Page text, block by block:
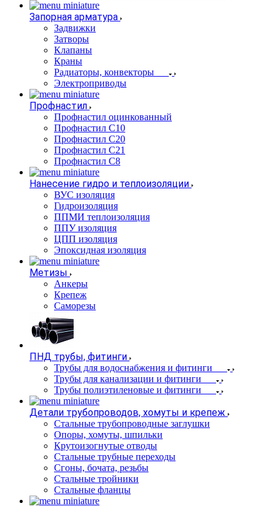
Запорная арматура
Задвижки
Затворы
Клапаны
Краны
Радиаторы, конвекторы
Электроприводы
Профнастил
Профнастил оцинкованный
Профнастил С10
Профнастил С20
Профнастил С21
Профнастил С8
Нанесение гидро и теплоизоляции
ВУС изоляция
Гидроизоляция
ППМИ теплоизоляция
ППУ изоляция
ЦПП изоляция
Эпоксидная изоляция
Метизы
Анкеры
Крепеж
Саморезы
ПНД трубы, фитинги
Трубы для водоснабжения и фитинги
Трубы для канализации и фитинги
Трубы полиэтиленовые и фитинги
Детали трубопроводов, хомуты и крепеж
Стальные трубопроводные заглушки
Опоры, хомуты, шпильки
Крутоизогнутые отводы
Стальные трубные переходы
Сгоны, бочата, резьбы
Стальные тройники
Стальные фланцы